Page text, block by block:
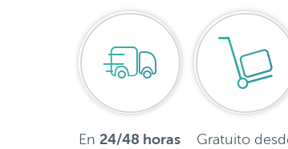
En 24/48 horas
Gratuito